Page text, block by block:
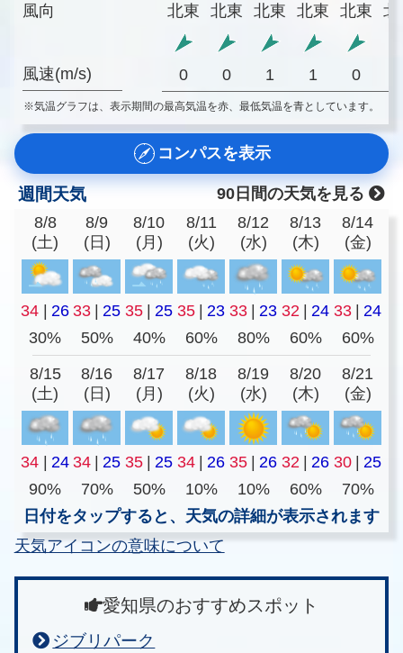
風向
風速(m/s)
北東
北東 北東 北東 北東 北
0 0 1 1 0
※気温グラフは、表示期間の最高気温を赤、最低気温を青としています。
コンパスを表示
週間天気
90日間の天気を見る
8/8
(土)
8/9
(日)
8/10
(月)
8/11
(火)
8/12
(水)
8/13
(木)
8/14
(金)
34 | 26 33 | 25 35 | 25 35 | 23 33 | 23 32 | 24 33 | 24
30%
50% 40% 60% 80% 60% 60%
8/15
(土)
8/16
(日)
8/17
(月)
8/18
(火)
8/19
(水)
8/20
(木)
8/21
(金)
34 | 24 34 | 25 35 | 25 34 | 26 35 | 26 32 | 26 30 | 25
90%
70% 50% 10% 10% 60%
70%
日付をタップすると、天気の詳細が表示されます
天気アイコンの意味について
愛知県のおすすめスポット
ジブリパーク